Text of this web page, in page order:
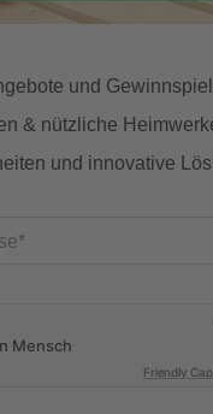
und
& nützliche
und innovative
Friendly